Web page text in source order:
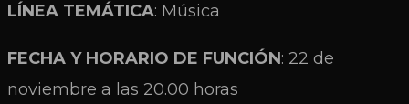
LÍNEA TEMÁTICA: Música
FECHA Y HORARIO DE FUNCIÓN: 22 de
noviembre a las 20.00 horas